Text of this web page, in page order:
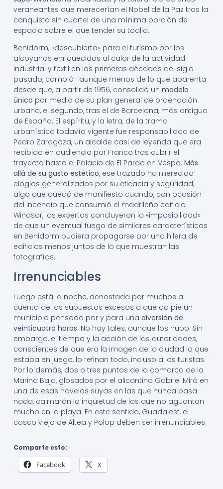
veraneantes que merecerían el Nobel de la Paz tras la
conquista sin cuartel de una mínima porción de
espacio sobre el que tender su toalla.
Benidorm, «descubierta» para el turismo por los
alcoyanos enriquecidos al calor de la actividad
industrial y textil en las primeras décadas del siglo
pasado, cambió -aunque menos de lo que aparenta-
desde que, a partir de 1956, consolidó un modelo
único por medio de su plan general de ordenación
urbana, el segundo, tras el de Barcelona, más antiguo
de España. El espíritu, y la letra, de la trama
urbanística todavía vigente fue responsabilidad de
Pedro Zaragoza, un alcalde casi de leyenda que era
recibido en audiencia por Franco tras cubrir el
trayecto hasta el Palacio de El Pardo en Vespa. Más
allá de su gusto estético, ese trazado ha merecido
elogios generalizados por su eficacia y seguridad,
algo que quedó de manifiesto cuando, con ocasión
del incendio que consumió el madrileño edificio
Windsor, los expertos concluyeron la «imposibilidad»
de que un eventual fuego de similares características
en Benidorm pudiera propagarse por una hilera de
edificios menos juntos de lo que muestran las
fotografías.
Irrenunciables
Luego está la noche, denostada por muchos a
cuenta de los supuestos excesos a que da pie un
municipio pensado por y para una diversión de
veinticuatro horas. No hay tales, aunque los hubo. Sin
embargo, el tiempo y la acción de las autoridades,
conscientes de que era la imagen de la ciudad lo que
estaba en juego, lo refinan todo, incluso a los turistas.
Por lo demás, dos o tres puntos de la comarca de la
Marina Baja, glosados por el alicantino Gabriel Miró en
una de esas novelas suyas en las que nunca pasa
nada, calmarán la inquietud de los que no aguantan
mucho en la playa. En este sentido, Guadalest, el
casco viejo de Altea y Polop deben ser irrenunciables.
Comparte esto:
Facebook X